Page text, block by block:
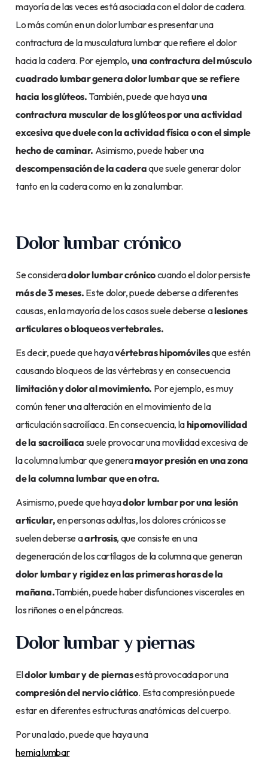
mayoría de las veces está asociada con el dolor de cadera.
Lo más común en un dolor lumbar es presentar una
contractura de la musculatura lumbar que refiere el dolor
hacia la cadera. Por ejemplo, una contractura del músculo
cuadrado lumbar genera dolor lumbar que se refiere
hacia los glúteos. También, puede que hayauna
contractura muscular de los glúteos por una actividad
excesiva que duele con la actividad física o con el simple
hecho de caminar. Asimismo, puede haber una
descompensación de la caderaque suele generar dolor
tanto en la cadera como en la zona lumbar.
Dolor lumbar crónico
Se consideradolor lumbar crónicocuando el dolor persiste
más de 3 meses. Este dolor, puede deberse a diferentes
causas, en la mayoría de los casos suele deberse alesiones
articulares o bloqueos vertebrales.
Es decir, puede que hayavértebras hipomóvilesque estén
causando bloqueos de las vértebras y en consecuencia
limitación y dolor al movimiento. Por ejemplo, es muy
común tener una alteración en el movimiento de la
articulación sacroilíaca. En consecuencia, lahipomovilidad
de la sacroilíaca suele provocar una movilidad excesiva de
la columna lumbar que generamayor presión en una zona
de la columna lumbar que en otra.
Asimismo, puede que hayadolor lumbar por una lesión
articular,en personas adultas, los dolores crónicos se
suelen deberse aartrosis, que consiste en una
degeneración de los cartílagos de la columna que generan
dolor lumbar y rigidez en las primeras horas de la
mañana.También, puede haber disfunciones viscerales en
los riñones o en el páncreas.
Dolor lumbar y piernas
Eldolor lumbar y de piernasestá provocada por una
compresión del nervio ciático. Esta compresión puede
estar en diferentes estructuras anatómicas del cuerpo.
Por una lado, puede que haya una
hernia lumbar